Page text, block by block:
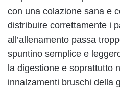
con una colazione sana e
distribuire correttamente i
all’allenamento passa
spuntino semplice e
la digestione e soprattutto
innalzamenti bruschi della